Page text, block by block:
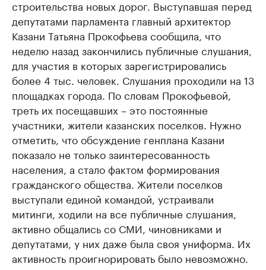
строительства новых дорог. Выступавшая перед
депутатами парламента главный архитектор
Казани Татьяна Прокофьева сообщила, что
неделю назад закончились публичные слушания,
для участия в которых зарегистрировались
более 4 тыс. человек. Слушания проходили на 13
площадках города. По словам Прокофьевой,
треть их посещавших – это постоянные
участники, жители казанских поселков. Нужно
отметить, что обсуждение генплана Казани
показало не только заинтересованность
населения, а стало фактом формирования
гражданского общества. Жители поселков
выступали единой командой, устраивали
митинги, ходили на все публичные слушания,
активно общались со СМИ, чиновниками и
депутатами, у них даже была своя униформа. Их
активность проигнорировать было невозможно.